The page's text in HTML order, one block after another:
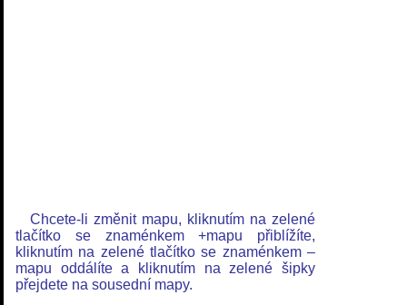
Chcete-li změnit mapu, kliknutím na zelené
tlačítko se znaménkem +mapu přiblížíte,
kliknutím na zelené tlačítko se znaménkem –
mapu oddálíte a kliknutím na zelené šipky
přejdete na sousední mapy.